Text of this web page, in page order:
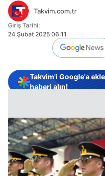
Takvim.com.tr
Giriş Tarihi:
24 Şubat 2025 06:11
Takvim'i Google'a
haberi alın!